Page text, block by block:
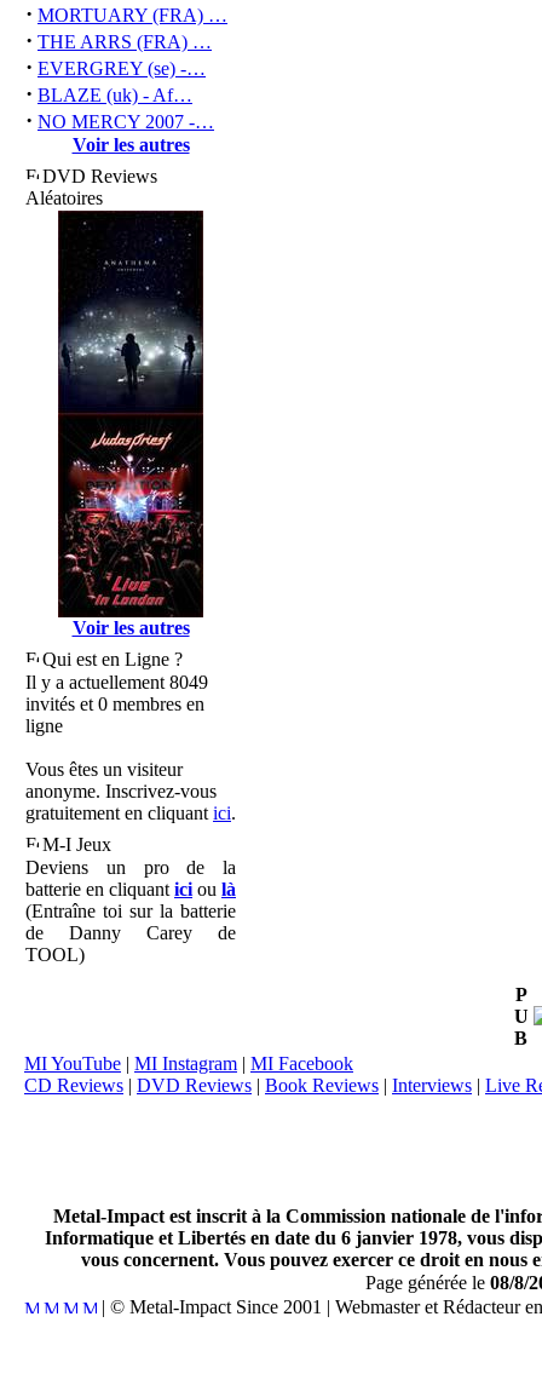
· MORTUARY (FRA) …
· THE ARRS (FRA) …
· EVERGREY (se) -…
· BLAZE (uk) - Af…
· NO MERCY 2007 -…
Voir les autres
DVD Reviews
Aléatoires
Voir les autres
Qui est en Ligne ?
Il y a actuellement 8049
invités et 0 membres en
ligne
Vous êtes un visiteur
anonyme. Inscrivez-vous
gratuitement en cliquant ici.
M-I Jeux
Deviens un pro de la
batterie en cliquant ici ou là
(Entraîne toi sur la batterie
de Danny Carey de
TOOL)
P
U
B
MI YouTube | MI Instagram | MI Facebook
CD Reviews | DVD Reviews | Book Reviews | Interviews | Live
Metal-Impact est inscrit à la Commission nationale de
Informatique et Libertés en date du 6 janvier 1978, vous
vous concernent. Vous pouvez exercer ce droit en
Page générée le 08/8/
| © Metal-Impact Since 2001 | Webmaster et Rédacteur